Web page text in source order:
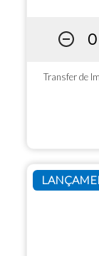
Transfer de